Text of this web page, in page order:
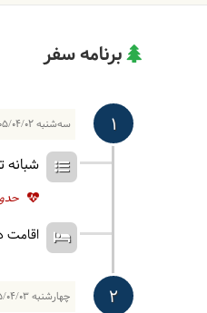
برنامه سفر
1 سه‌شنبه04/02
شبانه
حدود 8 ساعت در
اقامت
2 چهارشنبه04/03